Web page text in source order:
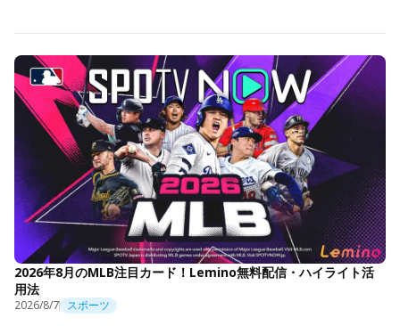
2026年8月のMLB注目カード！Lemino無料配信・ハイライト活
用法
2026/8/7 スポーツ